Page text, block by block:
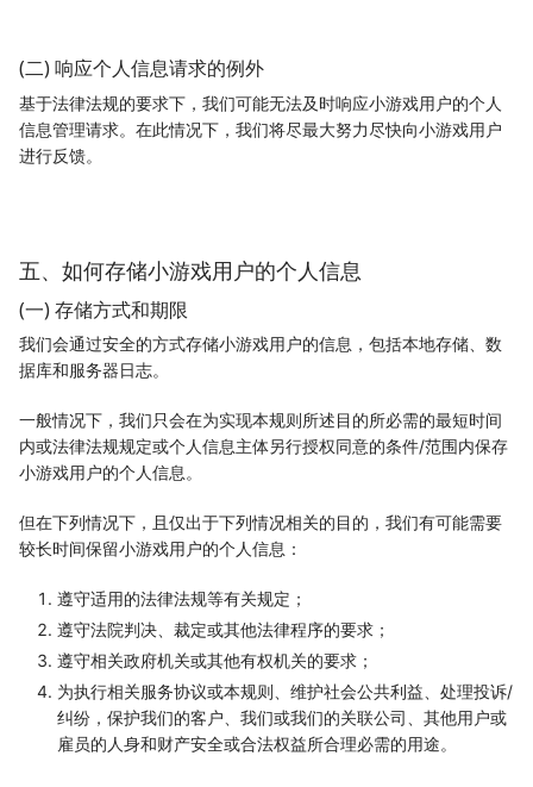
(二) 响应个人信息请求的例外
基于法律法规的要求下，我们可能无法及时响应小游戏用户的个人
信息管理请求。在此情况下，我们将尽最大努力尽快向小游戏用户
进行反馈。
五、如何存储小游戏用户的个人信息
(一) 存储方式和期限
我们会通过安全的方式存储小游戏用户的信息，包括本地存储、数
据库和服务器日志。
一般情况下，我们只会在为实现本规则所述目的所必需的最短时间
内或法律法规规定或个人信息主体另行授权同意的条件/范围内保存
小游戏用户的个人信息。
但在下列情况下，且仅出于下列情况相关的目的，我们有可能需要
较长时间保留小游戏用户的个人信息：
遵守适用的法律法规等有关规定；
遵守法院判决、裁定或其他法律程序的要求；
遵守相关政府机关或其他有权机关的要求；
为执行相关服务协议或本规则、维护社会公共利益、处理投诉/
纠纷，保护我们的客户、我们或我们的关联公司、其他用户或
雇员的人身和财产安全或合法权益所合理必需的用途。